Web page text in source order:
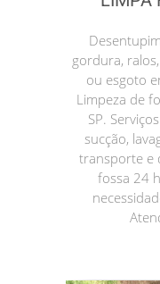
gordura,
ou esgoto
Limpeza de
SP.
sucção,
transporte e
fossa 24